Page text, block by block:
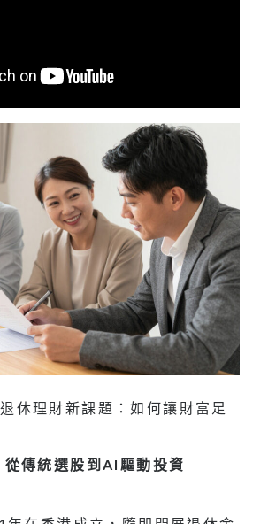
休理財新課題：如何讓財富足
傳統選股到AI驅動投資